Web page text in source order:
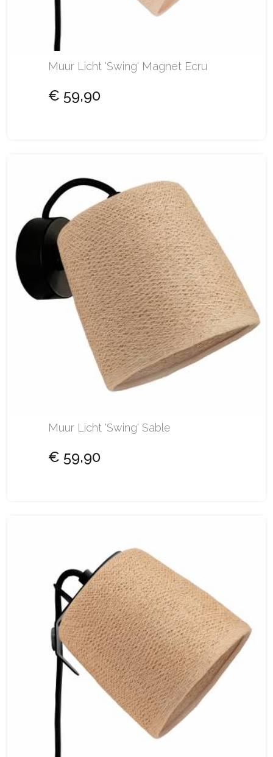
Muur Licht 'Swing' Magnet Ecru
€ 59,90
Muur Licht 'Swing' Sable
€ 59,90